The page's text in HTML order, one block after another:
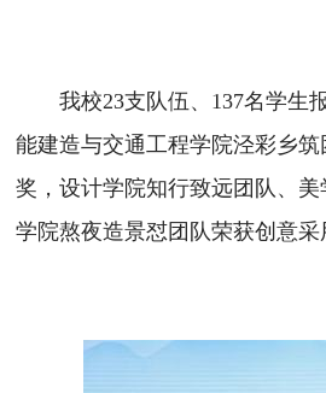
我校23支队伍、137名学生
能建造与交通工程学院泾彩乡
奖，设计学院知行致远团队、
学院熬夜造景怼团队荣获创意采